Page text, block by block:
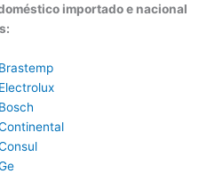
importado e nacional